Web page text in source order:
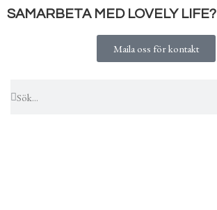
SAMARBETA MED LOVELY LIFE?
Maila oss för kontakt